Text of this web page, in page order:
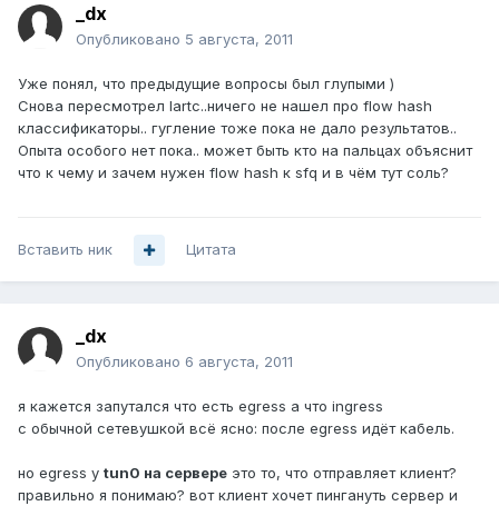
_dx
Опубликовано 5 августа, 2011
Уже понял, что предыдущие вопросы был глупыми )
Снова пересмотрел lartc..ничего не нашел про flow hash
классификаторы.. гугление тоже пока не дало результатов..
Опыта особого нет пока.. может быть кто на пальцах объяснит
что к чему и зачем нужен flow hash к sfq и в чём тут соль?
Вставить ник Цитата
_dx
Опубликовано 6 августа, 2011
я кажется запутался что есть egress а что ingress
с обычной сетевушкой всё ясно: после egress идёт кабель.
но egress у tun0 на сервере это то, что отправляет клиент?
правильно я понимаю? вот клиент хочет пингануть сервер и